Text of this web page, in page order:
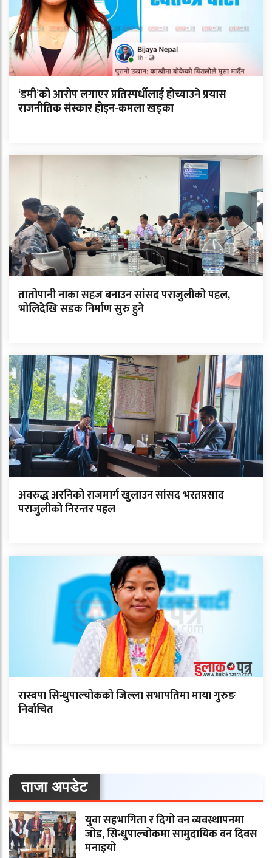
‘डमी’को आरोप लगाएर प्रतिस्पर्धीलाई होच्याउने प्रयास
राजनीतिक संस्कार होइन-कमला खड्का
तातोपानी नाका सहज बनाउन सांसद पराजुलीको पहल,
भोलिदेखि सडक निर्माण सुरु हुने
अवरुद्ध अरनिको राजमार्ग खुलाउन सांसद भरतप्रसाद
पराजुलीको निरन्तर पहल
रास्वपा सिन्धुपाल्चोकको जिल्ला सभापतिमा माया गुरुङ
निर्वाचित
ताजा अपडेट
युवा सहभागिता र दिगो वन व्यवस्थापनमा
जोड, सिन्धुपाल्चोकमा सामुदायिक वन दिवस
मनाइयो